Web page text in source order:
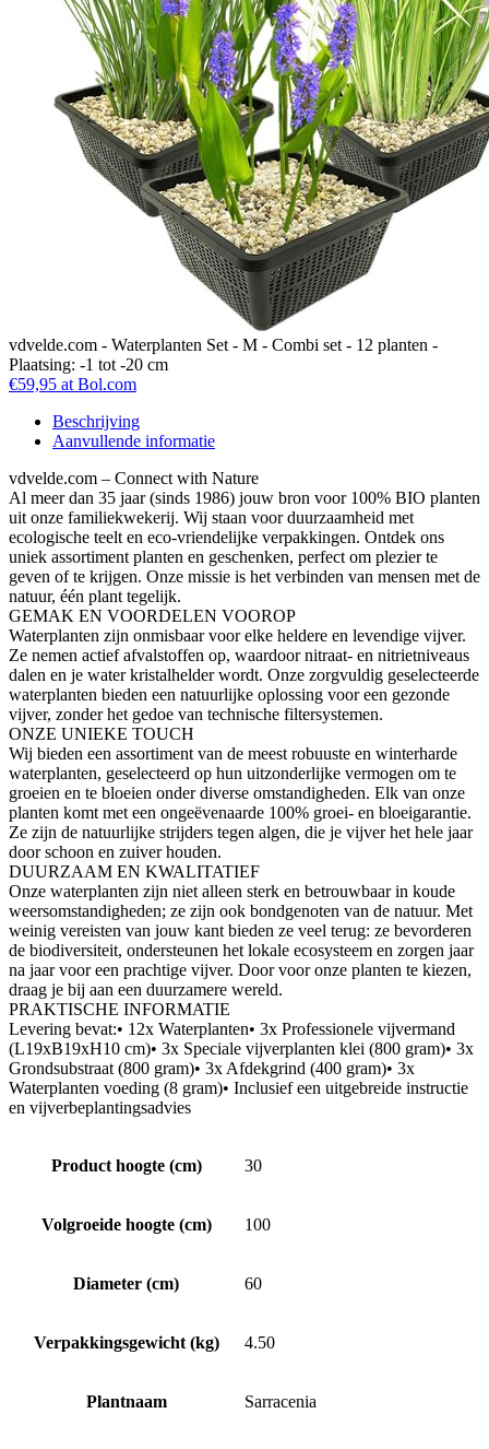
vdvelde.com - Waterplanten Set - M - Combi set - 12 planten -
Plaatsing: -1 tot -20 cm
€59,95 at Bol.com
Beschrijving
Aanvullende informatie
vdvelde.com – Connect with Nature
Al meer dan 35 jaar (sinds 1986) jouw bron voor 100% BIO planten
uit onze familiekwekerij. Wij staan voor duurzaamheid met
ecologische teelt en eco-vriendelijke verpakkingen. Ontdek ons
uniek assortiment planten en geschenken, perfect om plezier te
geven of te krijgen. Onze missie is het verbinden van mensen met de
natuur, één plant tegelijk.
GEMAK EN VOORDELEN VOOROP
Waterplanten zijn onmisbaar voor elke heldere en levendige vijver.
Ze nemen actief afvalstoffen op, waardoor nitraat- en nitrietniveaus
dalen en je water kristalhelder wordt. Onze zorgvuldig geselecteerde
waterplanten bieden een natuurlijke oplossing voor een gezonde
vijver, zonder het gedoe van technische filtersystemen.
ONZE UNIEKE TOUCH
Wij bieden een assortiment van de meest robuuste en winterharde
waterplanten, geselecteerd op hun uitzonderlijke vermogen om te
groeien en te bloeien onder diverse omstandigheden. Elk van onze
planten komt met een ongeëvenaarde 100% groei- en bloeigarantie.
Ze zijn de natuurlijke strijders tegen algen, die je vijver het hele jaar
door schoon en zuiver houden.
DUURZAAM EN KWALITATIEF
Onze waterplanten zijn niet alleen sterk en betrouwbaar in koude
weersomstandigheden; ze zijn ook bondgenoten van de natuur. Met
weinig vereisten van jouw kant bieden ze veel terug: ze bevorderen
de biodiversiteit, ondersteunen het lokale ecosysteem en zorgen jaar
na jaar voor een prachtige vijver. Door voor onze planten te kiezen,
draag je bij aan een duurzamere wereld.
PRAKTISCHE INFORMATIE
Levering bevat:• 12x Waterplanten• 3x Professionele vijvermand
(L19xB19xH10 cm)• 3x Speciale vijverplanten klei (800 gram)• 3x
Grondsubstraat (800 gram)• 3x Afdekgrind (400 gram)• 3x
Waterplanten voeding (8 gram)• Inclusief een uitgebreide instructie
en vijverbeplantingsadvies
Product hoogte (cm) 30
Volgroeide hoogte (cm) 100
Diameter (cm) 60
Verpakkingsgewicht (kg) 4.50
Plantnaam Sarracenia